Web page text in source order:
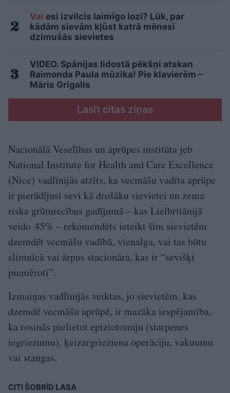
Vai esi izvilcis laimīgo lozi? Lūk, par
kādām sievām kļūst katrā mēnesī
dzimušās sievietes
VIDEO. Spānijas lidostā pēkšņi atskan
Raimonda Paula mūzika! Pie klavierēm –
Māris Grigalis
Lasīt citas ziņas
Nacionālā Veselības un aprūpes institūta jeb
National Institute for Health and Care Excellence
(Nice) vadlīnijās atzīts, ka vecmāšu vadīta aprūpe
ir pierādījusi sevi kā drošāku sievietei un zema
riska grūtniecības gadījumā – kas Lielbritānijā
veido 45% – rekomendēts ieteikt šīm sievietēm
dzemdēt vecmāšu vadībā, vienalga, vai tas būtu
slimnīcā vai ārpus stacionāra, kas ir “sevišķi
piemēroti”.
Izmaiņas vadlīnijās veiktas, jo sievietēm, kas
dzemdē vecmāšu aprūpē, ir mazāka iespējamība,
ka rosinās pielietot epiziotomiju (starpenes
iegriezumu), ķeizargrieziena operāciju, vakuumu
vai stangas.
CITI ŠOBRĪD LASA